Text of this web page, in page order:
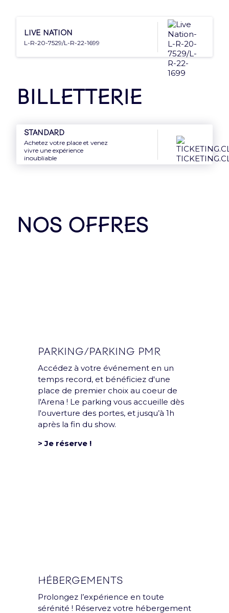
Inscrivez-vous et recevez une fois par mois une
Arena news qui a tout d’essentiel !
Live Nation
L-R-20-7529/L-R-22-1699
Billetterie
Standard
Achetez votre place et venez
vivre une expérience
inoubliable
NOS OFFRES
PARKING/PARKING PMR
Accédez à votre événement en un
temps record, et bénéficiez d'une
place de premier choix au coeur de
l'Arena ! Le parking vous accueille dès
l'ouverture des portes, et jusqu’à 1h
après la fin du show.
> Je réserve !
HÉBERGEMENTS
Prolongez l’expérience en toute
sérénité ! Réservez votre hébergement